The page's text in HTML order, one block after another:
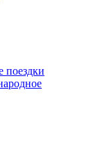
поездки